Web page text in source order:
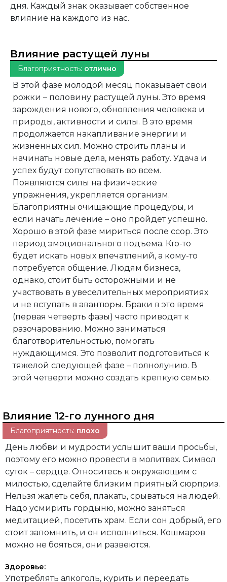
дня. Каждый знак оказывает собственное
влияние на каждого из нас.
Влияние растущей луны
Благоприятность: отлично
В этой фазе молодой месяц показывает свои
рожки – половину растущей луны. Это время
зарождения нового, обновления человека и
природы, активности и силы. В это время
продолжается накапливание энергии и
жизненных сил. Можно строить планы и
начинать новые дела, менять работу. Удача и
успех будут сопутствовать во всем.
Появляются силы на физические
упражнения, укрепляется организм.
Благоприятны очищающие процедуры, и
если начать лечение – оно пройдет успешно.
Хорошо в этой фазе мириться после ссор. Это
период эмоционального подъема. Кто-то
будет искать новых впечатлений, а кому-то
потребуется общение. Людям бизнеса,
однако, стоит быть осторожными и не
участвовать в увеселительных мероприятиях
и не вступать в авантюры. Браки в это время
(первая четверть фазы) часто приводят к
разочарованию. Можно заниматься
благотворительностью, помогать
нуждающимся. Это позволит подготовиться к
тяжелой следующей фазе – полнолунию. В
этой четверти можно создать крепкую семью.
Влияние 12-го лунного дня
Благоприятность: плохо
День любви и мудрости услышит ваши просьбы,
поэтому его можно провести в молитвах. Символ
суток – сердце. Относитесь к окружающим с
милостью, сделайте близким приятный сюрприз.
Нельзя жалеть себя, плакать, срываться на людей.
Надо усмирить гордыню, можно заняться
медитацией, посетить храм. Если сон добрый, его
стоит запомнить, и он исполниться. Кошмаров
можно не бояться, они развеются.
Здоровье:
Употреблять алкоголь, курить и переедать